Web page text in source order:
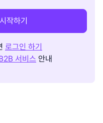
작하기
로그인 하기
서비스 안내